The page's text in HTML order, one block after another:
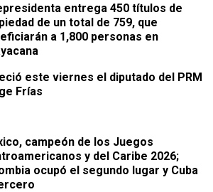
entrega 450 títulos de
de un total de 759, que
a 1,800 personas en
este viernes el diputado del PRM
Frías
campeón de los Juegos
y del Caribe 2026;
ocupó el segundo lugar y Cuba